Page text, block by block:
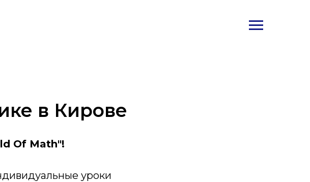
в Кирове
Of Math"!
уроки